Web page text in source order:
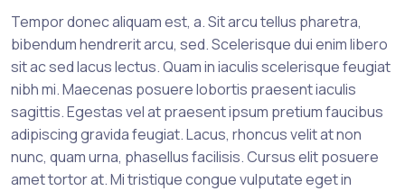
Tempor donec aliquam est, a. Sit arcu tellus pharetra,
bibendum hendrerit arcu, sed. Scelerisque dui enim libero
sit ac sed lacus lectus. Quam in iaculis scelerisque feugiat
nibh mi. Maecenas posuere lobortis praesent iaculis
sagittis. Egestas vel at praesent ipsum pretium faucibus
adipiscing gravida feugiat. Lacus, rhoncus velit at non
nunc, quam urna, phasellus facilisis. Cursus elit posuere
amet tortor at. Mi tristique congue vulputate eget in